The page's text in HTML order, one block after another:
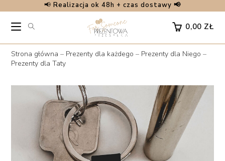
content
📢 Realizacja ok 48h + czas dostawy 📢
0,00 ZŁ
Strona główna – Prezenty dla każdego – Prezenty dla Niego –
Prezenty dla Taty